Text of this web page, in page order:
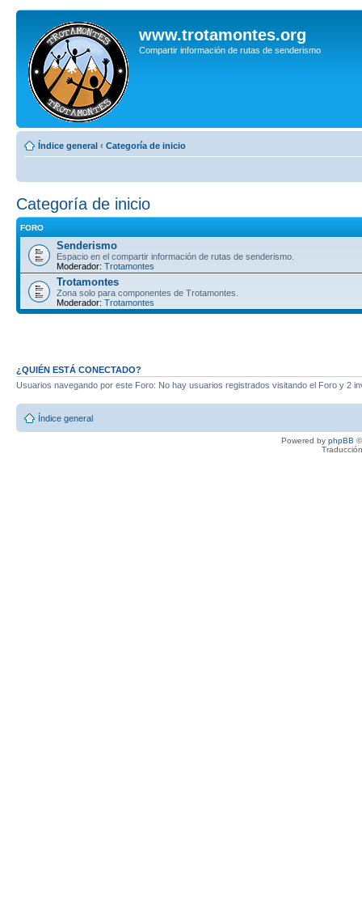
www.trotamontes.org
Compartir información de rutas de senderismo
Índice general ‹ Categoría de inicio
Categoría de inicio
FORO
Senderismo
Espacio en el compartir información de rutas de senderismo.
Moderador: Trotamontes
Trotamontes
Zona solo para componentes de Trotamontes.
Moderador: Trotamontes
¿QUIÉN ESTÁ CONECTADO?
Usuarios navegando por este Foro: No hay usuarios registrados visitando el Foro y 2
Índice general
Powered by phpBB